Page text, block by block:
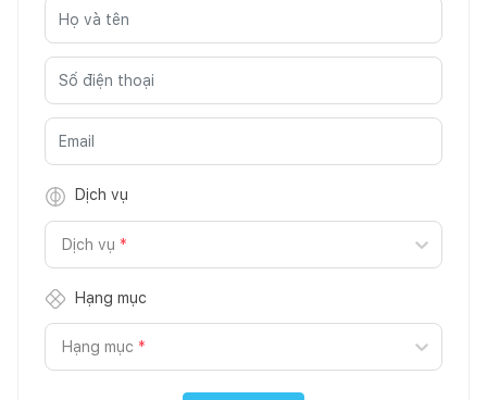
Dịch vụ
Dịch vụ *
Hạng mục
Hạng mục *